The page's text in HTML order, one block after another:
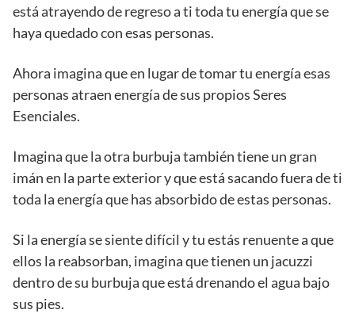
está atrayendo de regreso a ti toda tu energía que se
haya quedado con esas personas.
Ahora imagina que en lugar de tomar tu energía esas
personas atraen energía de sus propios Seres
Esenciales.
Imagina que la otra burbuja también tiene un gran
imán en la parte exterior y que está sacando fuera de ti
toda la energía que has absorbido de estas personas.
Si la energía se siente difícil y tu estás renuente a que
ellos la reabsorban, imagina que tienen un jacuzzi
dentro de su burbuja que está drenando el agua bajo
sus pies.